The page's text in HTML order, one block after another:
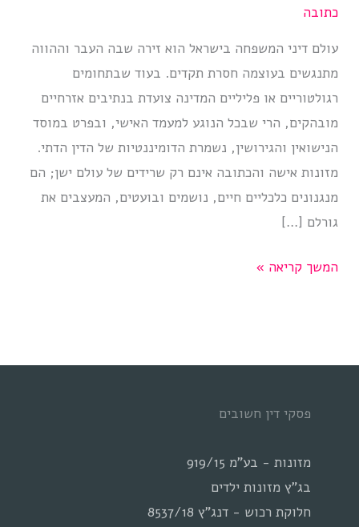
כתובה
עולם דיני המשפחה בישראל הוא זירה שבה העבר וההווה
מתנגשים בעוצמה חסרת תקדים. בעוד שבתחומים
רגולטוריים או פליליים המדינה צועדת בנתיבים אזרחיים
מובהקים, הרי שבכל הנוגע למעמד האישי, ובפרט במוסד
הנישואין והגירושין, נשמרת הדומיננטיות של הדין הדתי.
מזונות אישה והכתובה אינם רק שרידים של עולם ישן; הם
מנגנונים כלכליים חיים, נושמים ובועטים, המעצבים את
גורלם […]
מזונות
המשפט
המשך קריאה »
פסקי דין חשובים
מזונות - בע"מ 919/15
בג"ץ מזונות ילדים
חלוקת רכוש - דנג"ץ 8537/18